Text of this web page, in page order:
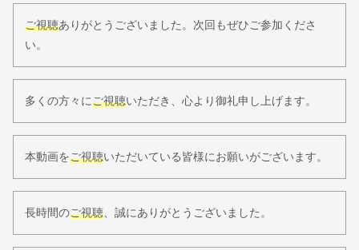
ご視聴ありがとうございました。次回もぜひご参加くださ
い。
多くの方々にご視聴いただき、心より御礼申し上げます。
本動画をご視聴いただいている皆様にお願いがございます。
長時間のご視聴、誠にありがとうございました。